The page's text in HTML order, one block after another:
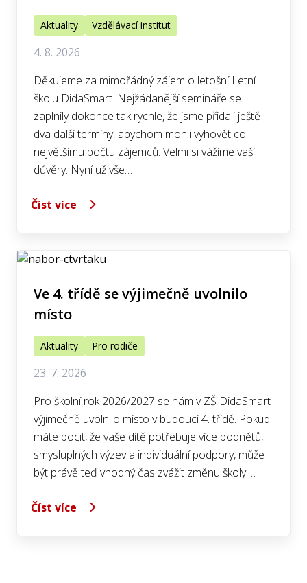
Aktuality Vzdělávací institut
4. 8. 2026
Děkujeme za mimořádný zájem o letošní Letní
školu DidaSmart. Nejžádanější semináře se
zaplnily dokonce tak rychle, že jsme přidali ještě
dva další termíny, abychom mohli vyhovět co
největšímu počtu zájemců. Velmi si vážíme vaší
důvěry. Nyní už vše…
Číst více
Ve 4. třídě se výjimečně uvolnilo
místo
Aktuality Pro rodiče
23. 7. 2026
Pro školní rok 2026/2027 se nám v ZŠ DidaSmart
výjimečně uvolnilo místo v budoucí 4. třídě. Pokud
máte pocit, že vaše dítě potřebuje více podnětů,
smysluplných výzev a individuální podpory, může
být právě teď vhodný čas zvážit změnu školy.…
Číst více